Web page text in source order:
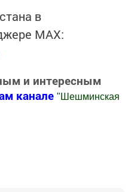
в
MАХ:
и интересным
канале " Шешминская